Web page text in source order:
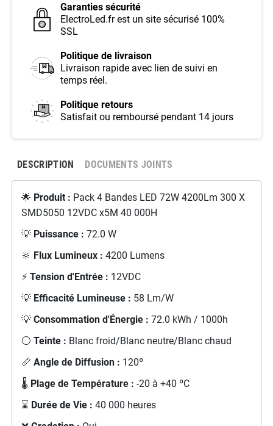
Garanties sécurité
ElectroLed.fr est un site sécurisé 100%
SSL
Politique de livraison
Livraison rapide avec lien de suivi en
temps réel.
Politique retours
Satisfait ou remboursé pendant 14 jours
DESCRIPTION DOCUMENTS JOINTS
🌟 Produit : Pack 4 Bandes LED 72W 4200Lm 300 X
SMD5050 12VDC x5M 40 000H
💡 Puissance : 72.0 W
🔆 Flux Lumineux : 4200 Lumens
⚡ Tension d'Entrée : 12VDC
💡 Efficacité Lumineuse : 58 Lm/W
💡 Consommation d'Énergie : 72.0 kWh / 1000h
⚪ Teinte : Blanc froid/Blanc neutre/Blanc chaud
📏 Angle de Diffusion : 120º
🌡️ Plage de Température : -20 à +40 ºC
⌛ Durée de Vie : 40 000 heures